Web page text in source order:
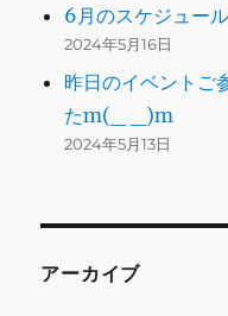
6月のスケジュー
2024年5月16日
昨日のイベントご
たm(_ _)m
2024年5月13日
アーカイブ